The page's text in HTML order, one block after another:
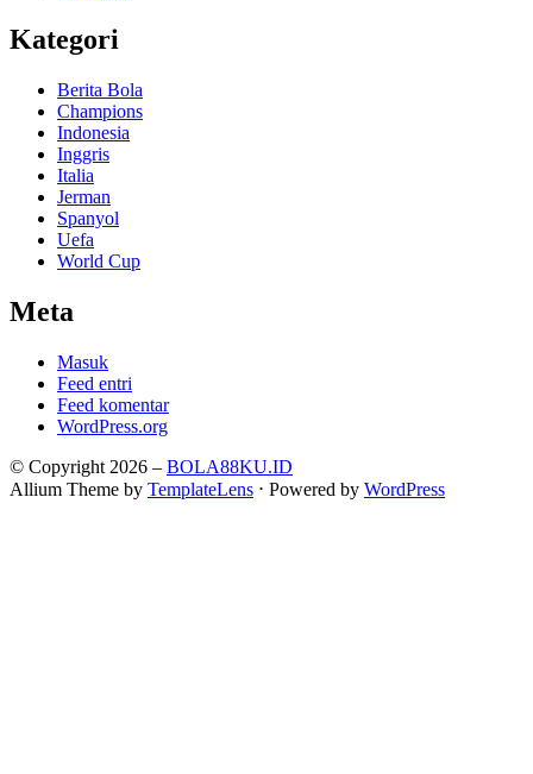
Kategori
Berita Bola
Champions
Indonesia
Inggris
Italia
Jerman
Spanyol
Uefa
World Cup
Meta
Masuk
Feed entri
Feed komentar
WordPress.org
© Copyright 2026 – BOLA88KU.ID
Allium Theme by TemplateLens ⋅ Powered by WordPress